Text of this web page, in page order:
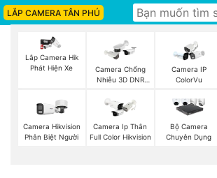
LẮP CAMERA TÂN PHÚ
Lắp Camera Hik
Phát Hiện Xe
Camera Chống
Nhiễu 3D DNR
Camera IP
ColorVu
Camera Hikvision
Phân Biệt Người
Camera Ip Thân
Full Color Hikvision
Bộ Camera
Chuyên Dụng